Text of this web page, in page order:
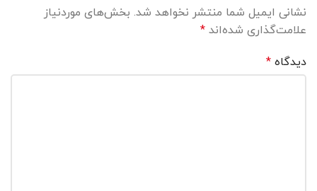
نشانی ایمیل شما منتشر نخواهد شد. بخش‌های موردنیاز
علامت‌گذاری شده‌اند*
دیدگاه*